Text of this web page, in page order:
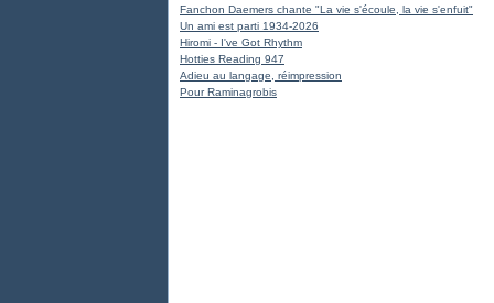
Fanchon Daemers chante "La vie s'écoule, la vie s'enfuit"
Un ami est parti 1934-2026
Hiromi - I've Got Rhythm
Hotties Reading 947
Adieu au langage, réimpression
Pour Raminagrobis